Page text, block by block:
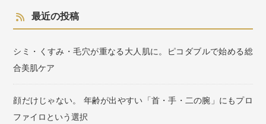
最近の投稿
シミ・くすみ・毛穴が重なる大人肌に。ピコダブルで始める総
合美肌ケア
顔だけじゃない。 年齢が出やすい「首・手・二の腕」にもプロ
ファイロという選択